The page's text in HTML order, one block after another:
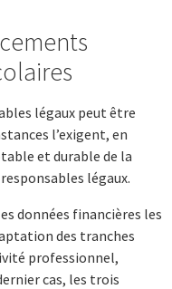
légaux peut être
l’exigent, en
et durable de la
légaux.
données financières les
des tranches
professionnel,
cas, les trois